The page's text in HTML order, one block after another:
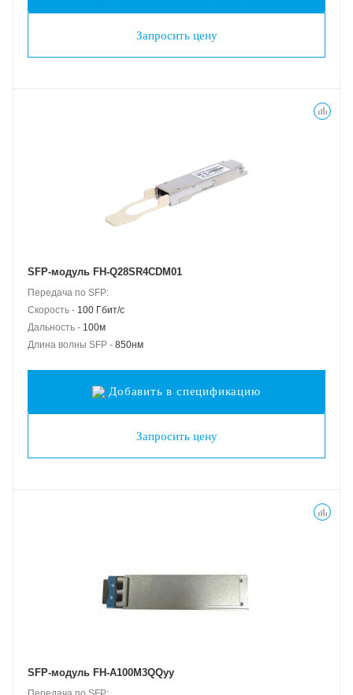
Запросить цену
SFP-модуль FH-Q28SR4CDM01
Передача по SFP:
Скорость - 100 Гбит/с
Дальность - 100м
Длина волны SFP - 850нм
Добавить в спецификацию
Запросить цену
SFP-модуль FH-A100M3QQyy